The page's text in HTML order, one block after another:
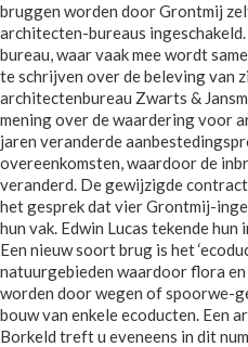
bruggen worden door Grontmij
architecten-bureaus
bureau, waar vaak mee wordt
te schrijven over de beleving van
architectenbureau Zwarts &
mening over de waardering voor
jaren veranderde
overeenkomsten, waardoor de
veranderd. De gewijzigde
het gesprek dat vier Grontmij-
hun vak. Edwin Lucas tekende
Een nieuw soort brug is het
natuurgebieden waardoor flora
worden door wegen of spoorwe-
bouw van enkele ecoducten. Een
Borkeld treft u eveneens in dit